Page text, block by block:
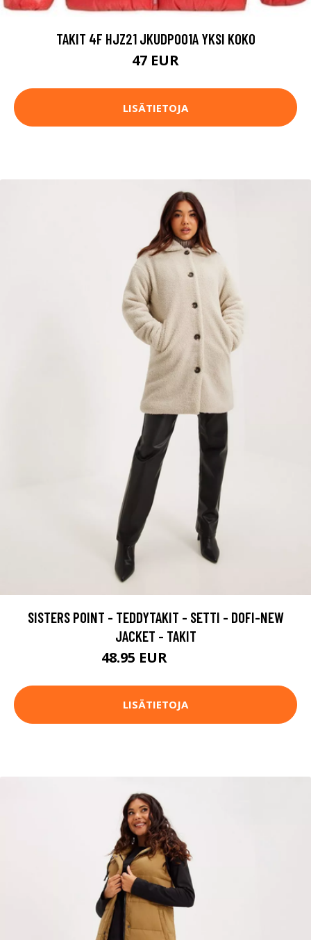
TAKIT 4F HJZ21 JKUDP001A YKSI KOKO
47 EUR
LISÄTIETOJA
SISTERS POINT - TEDDYTAKIT - SETTI - DOFI-NEW
JACKET - TAKIT
48.95 EUR
LISÄTIETOJA